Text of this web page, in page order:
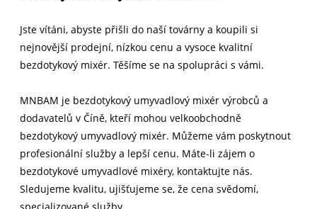
Jste vítáni, abyste přišli do naší továrny a koupili si
nejnovější prodejní, nízkou cenu a vysoce kvalitní
bezdotykový mixér. Těšíme se na spolupráci s vámi.
MNBAM je bezdotykový umyvadlový mixér výrobců a
dodavatelů v Číně, kteří mohou velkoobchodně
bezdotykový umyvadlový mixér. Můžeme vám poskytnout
profesionální služby a lepší cenu. Máte-li zájem o
bezdotykové umyvadlové mixéry, kontaktujte nás.
Sledujeme kvalitu, ujišťujeme se, že cena svědomí,